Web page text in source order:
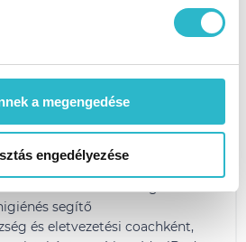
a megengedése
engedélyezése
lelki egyensúlyt, és az
segítő
és eletvezetési coachként,